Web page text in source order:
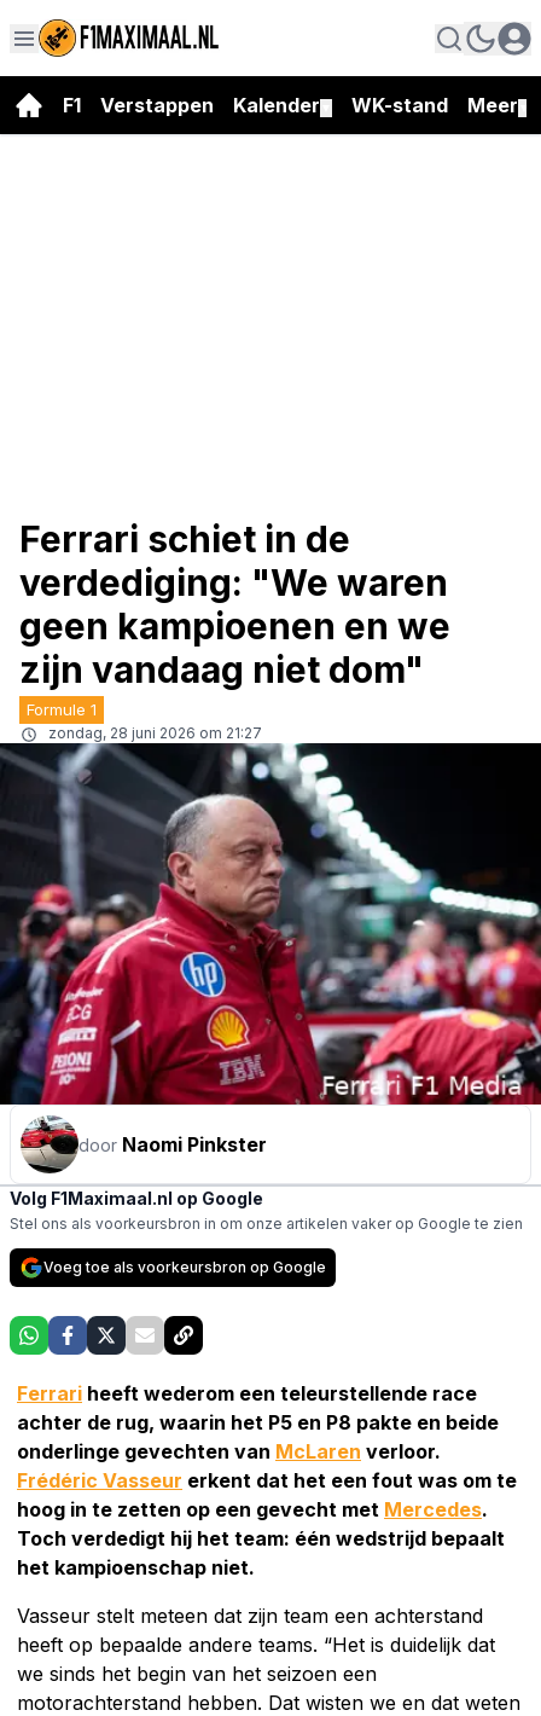
F1 Verstappen Kalender WK-stand Meer
Ferrari schiet in de
verdediging: "We waren
geen kampioenen en we
zijn vandaag niet dom"
Formule 1
zondag, 28 juni 2026 om 21:27
door Naomi Pinkster
Volg F1Maximaal.nl op Google
Stel ons als voorkeursbron in om onze artikelen vaker op Google te zien
Voeg toe als voorkeursbron op Google
Ferrari heeft wederom een teleurstellende race
achter de rug, waarin het P5 en P8 pakte en beide
onderlinge gevechten van McLaren verloor.
Frédéric Vasseur erkent dat het een fout was om te
hoog in te zetten op een gevecht met Mercedes.
Toch verdedigt hij het team: één wedstrijd bepaalt
het kampioenschap niet.
Vasseur stelt meteen dat zijn team een achterstand
heeft op bepaalde andere teams. “Het is duidelijk dat
we sinds het begin van het seizoen een
motorachterstand hebben. Dat wisten we en dat weten